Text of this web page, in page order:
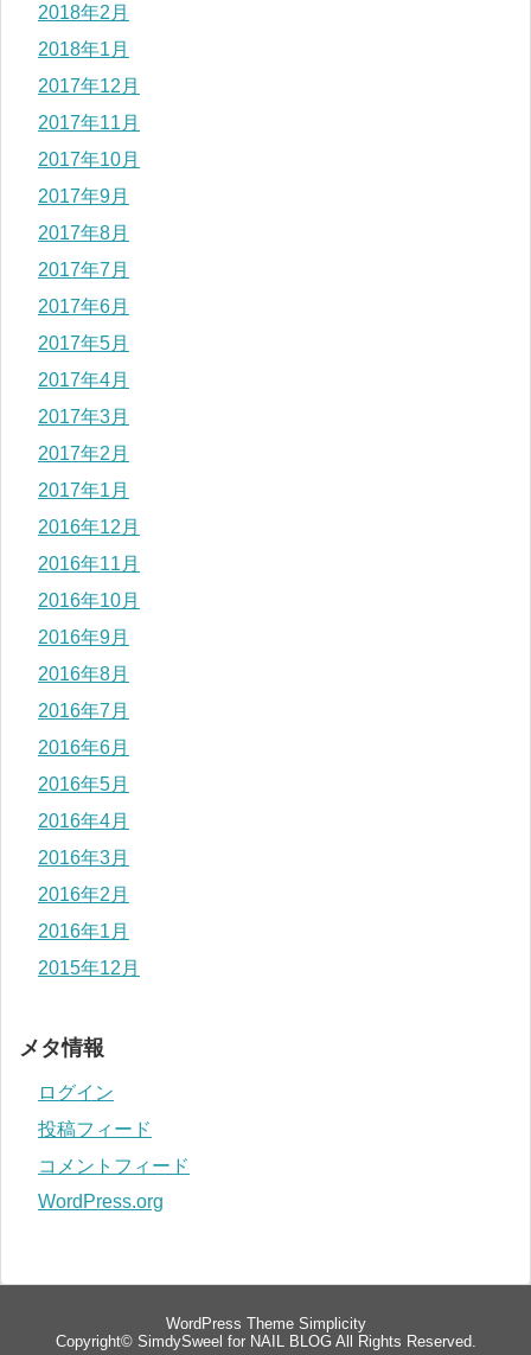
2018年2月
2018年1月
2017年12月
2017年11月
2017年10月
2017年9月
2017年8月
2017年7月
2017年6月
2017年5月
2017年4月
2017年3月
2017年2月
2017年1月
2016年12月
2016年11月
2016年10月
2016年9月
2016年8月
2016年7月
2016年6月
2016年5月
2016年4月
2016年3月
2016年2月
2016年1月
2015年12月
メタ情報
ログイン
投稿フィード
コメントフィード
WordPress.org
WordPress Theme Simplicity
Copyright© SimdySweel for NAIL BLOGAll Rights Reserved.